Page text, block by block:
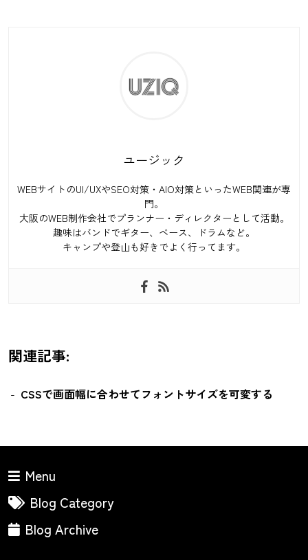
ユージック
WEBサイトのUI/UXやSEO対策・AIO対策といったWEB関連が専
門。
大阪のWEB制作会社でプランナー・ディレクターとして活動。
趣味はバンドでギター、ベース、ドラムなど。
キャンプや登山も好きでよく行ってます。
関連記事:
CSSで画面幅に合わせてフォントサイズを可変する
Menu
Blog Category
Blog Archive